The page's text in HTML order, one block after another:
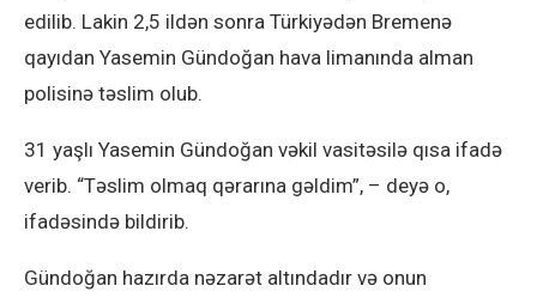
edilib. Lakin 2,5 ildən sonra Türkiyədən Bremenə
qayıdan Yasemin Gündoğan hava limanında alman
polisinə təslim olub.
31 yaşlı Yasemin Gündoğan vəkil vasitəsilə qısa ifadə
verib. “Təslim olmaq qərarına gəldim”, – deyə o,
ifadəsində bildirib.
Gündoğan hazırda nəzarət altındadır və onun